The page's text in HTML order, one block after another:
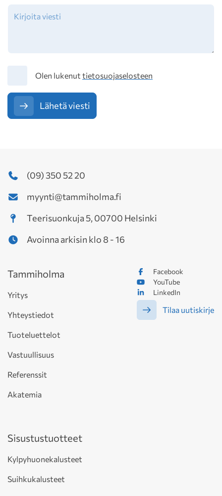
TietosuojaOlen lukenut tietosuojaselosteen
Lähetä viesti
(09) 350 52 20
myynti@tammiholma.fi
Teerisuonkuja 5, 00700 Helsinki
Avoinna arkisin klo 8 - 16
Facebook
YouTube
LinkedIn
Tilaa uutiskirje
Tammiholma
Yritys
Yhteystiedot
Tuoteluettelot
Vastuullisuus
Referenssit
Akatemia
Sisustustuotteet
Kylpyhuonekalusteet
Suihkukalusteet